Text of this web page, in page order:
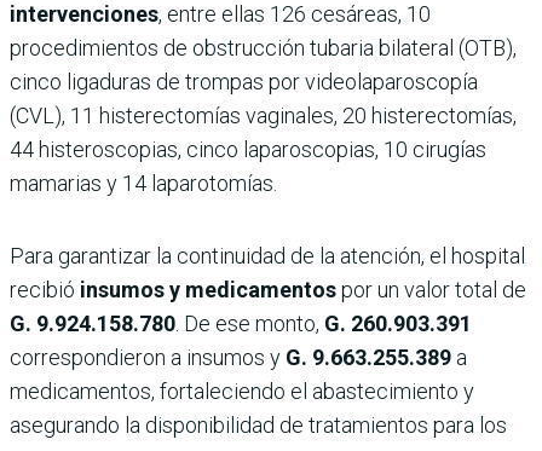
intervenciones, entre ellas 126 cesáreas, 10
procedimientos de obstrucción tubaria bilateral (OTB),
cinco ligaduras de trompas por videolaparoscopía
(CVL), 11 histerectomías vaginales, 20 histerectomías,
44 histeroscopias, cinco laparoscopias, 10 cirugías
mamarias y 14 laparotomías.
Para garantizar la continuidad de la atención, el hospital
recibió insumos y medicamentospor un valor total de
G. 9.924.158.780 . De ese monto, G. 260.903.391
correspondieron a insumos y G. 9.663.255.389 a
medicamentos, fortaleciendo el abastecimiento y
asegurando la disponibilidad de tratamientos para los